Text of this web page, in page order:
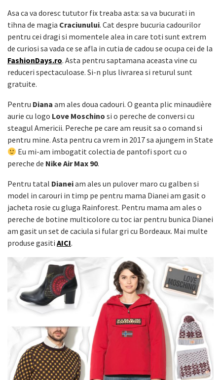
Asa ca va doresc tututor fix treaba asta: sa va bucurati in
tihna de magia Craciunului. Cat despre bucuria cadourilor
pentru cei dragi si momentele alea in care toti sunt extrem
de curiosi sa vada ce se afla in cutia de cadou se ocupa cei de la
FashionDays.ro. Asta pentru saptamana aceasta vine cu
reduceri spectaculoase. Si-n plus livrarea si returul sunt
gratuite.
Pentru Diana am ales doua cadouri. O geanta plic minaudière
aurie cu logo Love Moschino si o pereche de conversi cu
steagul Americii. Pereche pe care am reusit sa o comand si
pentru mine. Asta pentru ca vrem in 2017 sa ajungem in State
Eu mi-am imbogatit colectia de pantofi sport cu o
pereche de Nike Air Max 90.
Pentru tatal Dianeiam ales un pulover maro cu galben si
model in carouri in timp pe pentru mama Dianei am gasit o
jacheta rosie cu gluga Rainforest. Pentru mama am ales o
pereche de botine multicolore cu toc iar pentru bunica Dianei
am gasit un set de caciula si fular gri cu Bordeaux. Mai multe
produse gasiti AICI.